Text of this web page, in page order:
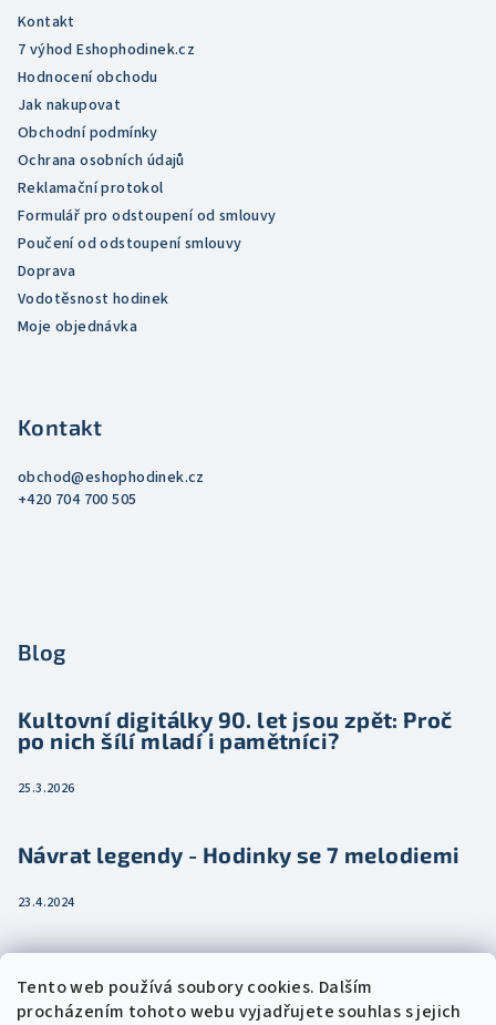
Tento web používá soubory cookies. Dalším
procházením tohoto webu vyjadřujete souhlas s jejich
s
Kontakt
7 výhod Eshophodinek.cz
Hodnocení obchodu
Jak nakupovat
Obchodní podmínky
Ochrana osobních údajů
Reklamační protokol
Formulář pro odstoupení od smlouvy
Poučení od odstoupení smlouvy
Doprava
Vodotěsnost hodinek
Moje objednávka
Kontakt
obchod@eshophodinek.cz
+420 704 700 505
Blog
Kultovní digitálky 90. let jsou zpět: Proč
po nich šílí mladí i pamětníci?
25.3.2026
Návrat legendy - Hodinky se 7 melodiemi
23.4.2024
jako dárek